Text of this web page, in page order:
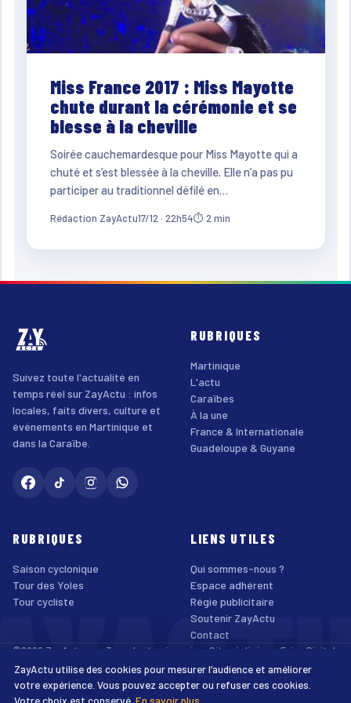
Miss France 2017 : Miss Mayotte
chute durant la cérémonie et se
blesse à la cheville
Soirée cauchemardesque pour Miss Mayotte qui a
chuté et s’est blessée à la cheville. Elle n’a pas pu
participer au traditionnel défilé en…
Rédaction ZayActu17/12 · 22h54⏱ 2 min
Suivez toute l'actualité en
temps réel sur ZayActu : infos
locales, faits divers, culture et
événements en Martinique et
dans la Caraïbe.
RUBRIQUES
Martinique
L'actu
Caraïbes
À la une
France & Internationale
Guadeloupe & Guyane
RUBRIQUES
Saison cyclonique
Tour des Yoles
Tour cycliste
LIENS UTILES
Qui sommes-nous ?
Espace adhérent
Régie publicitaire
Soutenir ZayActu
Contact
©2026 ZayActu.org. Tous droits réservés. · Site réalisé par Enjoy Digital
Agency
Mentions légales
Confidentialité Cookies Accessibilité
ZayActu utilise des cookies pour mesurer l’audience et améliorer
votre expérience. Vous pouvez accepter ou refuser ces cookies.
Votre choix est conservé. En savoir plus